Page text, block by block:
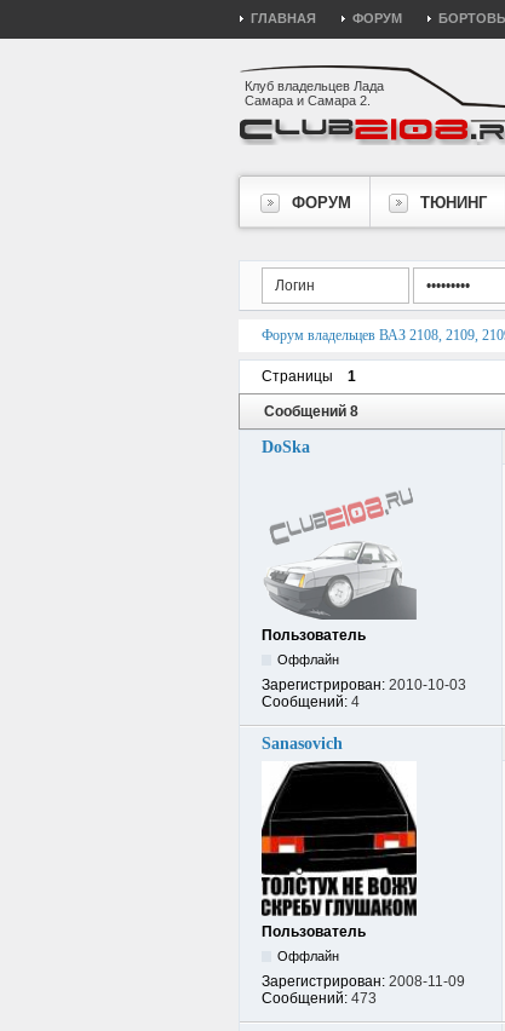
ГЛАВНАЯ ФОРУМ
Клуб владельцев Лада
Самара и Самара 2.
ФОРУМ ТЮНИНГ
Форум владельцев ВАЗ 2108, 2109,
Страницы 1
Сообщений 8
DoSka
Пользователь
Оффлайн
Зарегистрирован: 2010-10-03
Сообщений: 4
Sanasovich
Пользователь
Оффлайн
Зарегистрирован: 2008-11-09
Сообщений: 473